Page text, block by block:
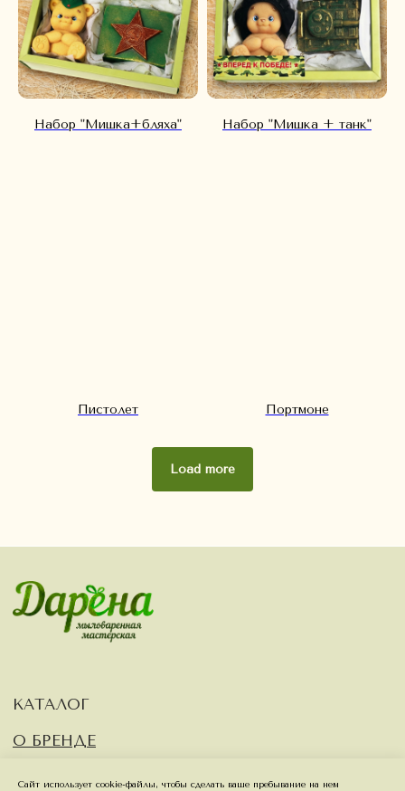
Набор "Мишка+бляха" Набор "Мишка + танк"
Пистолет Портмоне
Load more
Сайт использует cookie-файлы, чтобы сделать ваше пребывание на нем